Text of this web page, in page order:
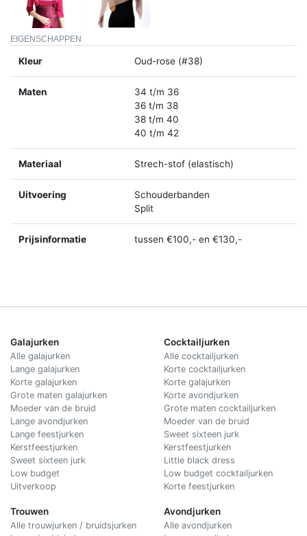
EIGENSCHAPPEN
Kleur Oud-rose (#38)
Maten
34 t/m 36
36 t/m 38
38 t/m 40
40 t/m 42
Materiaal Strech-stof (elastisch)
Uitvoering
Schouderbanden
Split
Prijsinformatie tussen €100,- en €130,-
Galajurken
Alle galajurken
Lange galajurken
Korte galajurken
Grote maten galajurken
Moeder van de bruid
Lange avondjurken
Lange feestjurken
Kerstfeestjurken
Sweet sixteen jurk
Low budget
Uitverkoop
Trouwen
Alle trouwjurken / bruidsjurken
Cocktailjurken
Alle cocktailjurken
Korte cocktailjurken
Korte galajurken
Korte avondjurken
Grote maten cocktailjurken
Moeder van de bruid
Sweet sixteen jurk
Kerstfeestjurken
Little black dress
Low budget cocktailjurken
Korte feestjurken
Avondjurken
Alle avondjurken